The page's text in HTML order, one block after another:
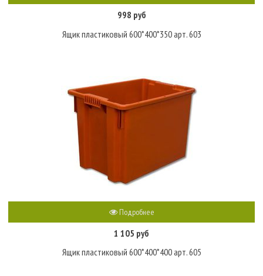
998 руб
Ящик пластиковый 600*400*350 арт. 603
Подробнее
1 105 руб
Ящик пластиковый 600*400*400 арт. 605